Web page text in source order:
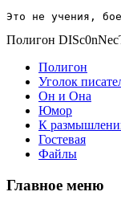
Это не учения,
Полигон
Полигон
Уголок
Он и Она
Юмор
К
Гостевая
Файлы
Главное меню